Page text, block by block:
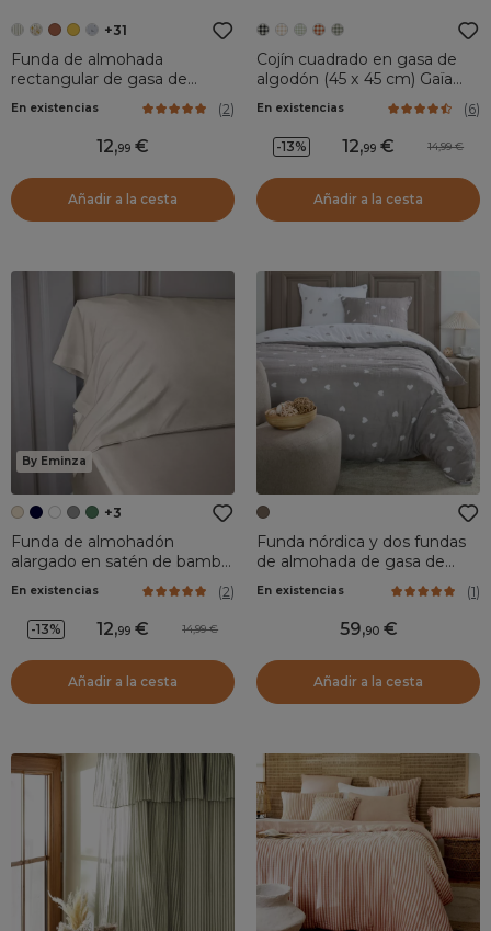
+31
Funda de almohada
rectangular de gasa de
algodón (50 x 70 cm) Gaïa
rayas Verde eucalipto
En existencias (2)
12,99
Añadir a la cesta
Cojín cuadrado en gasa de
algodón (45 x 45 cm) Gaïa
vichy Negro
En existencias (6)
-13% 12,99 14,99
Añadir a la cesta
By Eminza
+3
Funda de almohadón
alargado en satén de bambú
(L185 cm) Sienna Beige
pampa
En existencias (2)
-13% 12,99 14,99
Añadir a la cesta
Funda nórdica y dos fundas
de almohada de gasa de
algodón (260 x 240 cm)
Charmy Taupe
En existencias (1)
59,90
Añadir a la cesta